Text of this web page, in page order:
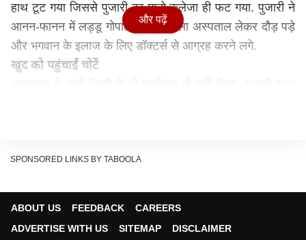
हाथ टूट गया जिससे पुजारी का मानो कलेजा ही फट गया. पुजारी ने
आनन-फानन में लड्डू गोपाल जी को जिला अस्पताल लेकर दौड़ पड़े
और भगवान के इलाज के लिए डॉक्टर्स से आग्रह करने लगे.
खुद को पहुंचाईं चोटें
पहुचाने लगे, जिसे देख जिला अस्पताल में बवाल खड़ा हो गया.
और पढ़ें
SPONSORED LINKS BY TABOOLA
ABOUT US FEEDBACK
CAREERS
ADVERTISE WITH US
SITEMAP DISCLAIMER